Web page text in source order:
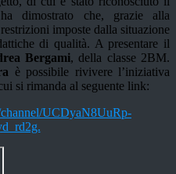
dimostrato che, grazie alla
imposte dalla situazione
di qualità. A presentare il
Bergami, della classe 2BM.
è possibile rivivere l’iniziativa
si rimanda al seguente link:
UCDyaN8UuRp-